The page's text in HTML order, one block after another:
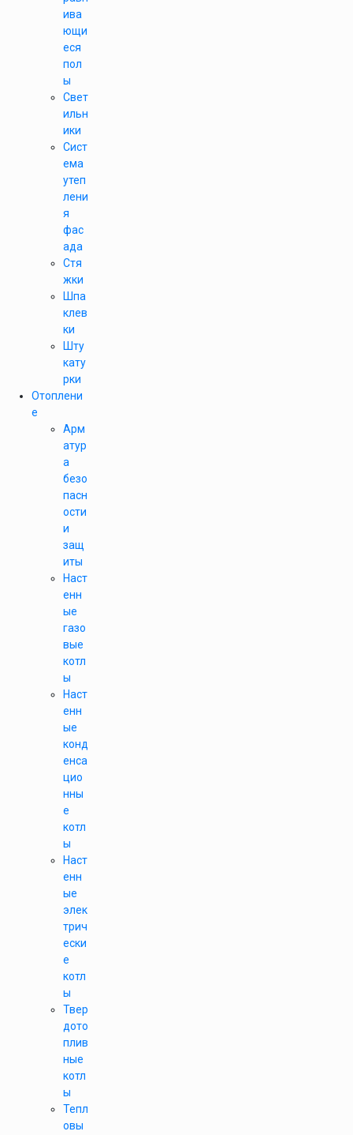
ива
ющи
еся
пол
ы
Свет
ильн
ики
Сист
ема
утеп
лени
я
фас
ада
Стя
жки
Шпа
клев
ки
Шту
кату
рки
Отоплени
е
Арм
атур
а
безо
пасн
ости
и
защ
иты
Наст
енн
ые
газо
вые
котл
ы
Наст
енн
ые
конд
енса
цио
нны
е
котл
ы
Наст
енн
ые
элек
трич
ески
е
котл
ы
Твер
дото
плив
ные
котл
ы
Тепл
овы